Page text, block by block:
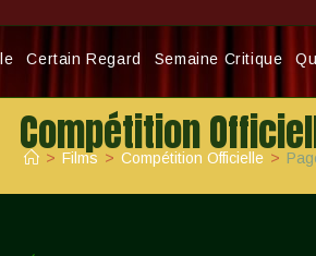
Certain Regard Semaine Critique
Compétition
> Films > Compétition Officielle >